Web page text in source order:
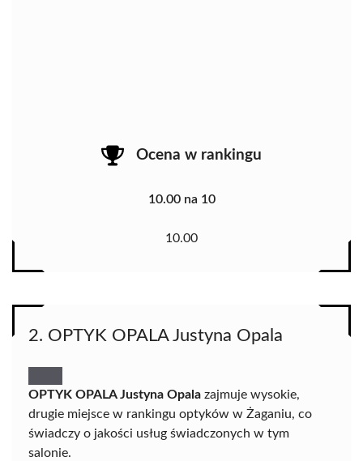
Ocena w rankingu
10.00 na 10
10.00
2. OPTYK OPALA Justyna Opala
OPTYK OPALA Justyna Opala zajmuje wysokie,
drugie miejsce w rankingu optyków w Żaganiu, co
świadczy o jakości usług świadczonych w tym
salonie.